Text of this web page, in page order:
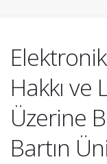
Hakkı ve
Üzerine
Bartın